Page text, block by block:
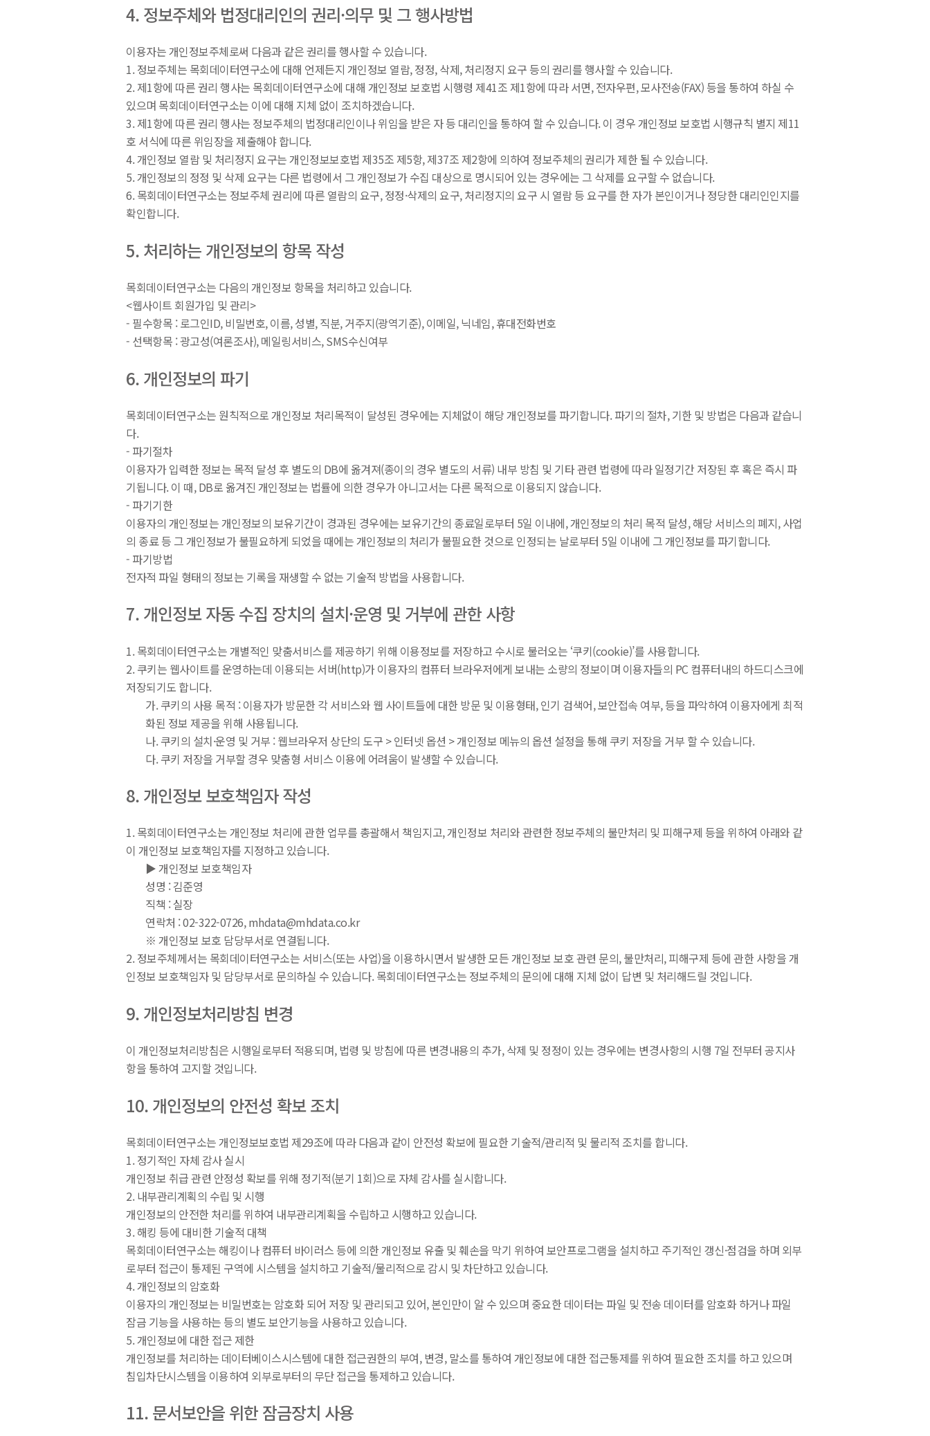
4. 정보주체와 법정대리인의 권리·의무 및 그 행사방법
이용자는 개인정보주체로써 다음과 같은 권리를 행사할 수 있습니다.
1. 정보주체는 목회데이터연구소에 대해 언제든지 개인정보 열람, 정정, 삭제, 처리정지 요구 등의 권리를 행사할 수 있습니다.
2. 제1항에 따른 권리 행사는 목회데이터연구소에 대해 개인정보 보호법 시행령 제41조 제1항에 따라 서면, 전자우편, 모사전송(FAX) 등을 통하여 하실 수
있으며 목회데이터연구소는 이에 대해 지체 없이 조치하겠습니다.
3. 제1항에 따른 권리 행사는 정보주체의 법정대리인이나 위임을 받은 자 등 대리인을 통하여 할 수 있습니다. 이 경우 개인정보 보호법 시행규칙 별지 제11
호 서식에 따른 위임장을 제출해야 합니다.
4. 개인정보 열람 및 처리정지 요구는 개인정보보호법 제35조 제5항, 제37조 제2항에 의하여 정보주체의 권리가 제한 될 수 있습니다.
5. 개인정보의 정정 및 삭제 요구는 다른 법령에서 그 개인정보가 수집 대상으로 명시되어 있는 경우에는 그 삭제를 요구할 수 없습니다.
6. 목회데이터연구소는 정보주체 권리에 따른 열람의 요구, 정정·삭제의 요구, 처리정지의 요구 시 열람 등 요구를 한 자가 본인이거나 정당한 대리인인지를
확인합니다.
5. 처리하는 개인정보의 항목 작성
목회데이터연구소는 다음의 개인정보 항목을 처리하고 있습니다.
<웹사이트 회원가입 및 관리>
- 필수항목 : 로그인ID, 비밀번호, 이름, 성별, 직분, 거주지(광역기준), 이메일, 닉네임, 휴대전화번호
- 선택항목 : 광고성(여론조사), 메일링서비스, SMS수신여부
6. 개인정보의 파기
목회데이터연구소는 원칙적으로 개인정보 처리목적이 달성된 경우에는 지체없이 해당 개인정보를 파기합니다. 파기의 절차, 기한 및 방법은 다음과 같습니
다.
- 파기절차
이용자가 입력한 정보는 목적 달성 후 별도의 DB에 옮겨져(종이의 경우 별도의 서류) 내부 방침 및 기타 관련 법령에 따라 일정기간 저장된 후 혹은 즉시 파
기됩니다. 이 때, DB로 옮겨진 개인정보는 법률에 의한 경우가 아니고서는 다른 목적으로 이용되지 않습니다.
- 파기기한
이용자의 개인정보는 개인정보의 보유기간이 경과된 경우에는 보유기간의 종료일로부터 5일 이내에, 개인정보의 처리 목적 달성, 해당 서비스의 폐지, 사업
의 종료 등 그 개인정보가 불필요하게 되었을 때에는 개인정보의 처리가 불필요한 것으로 인정되는 날로부터 5일 이내에 그 개인정보를 파기합니다.
- 파기방법
전자적 파일 형태의 정보는 기록을 재생할 수 없는 기술적 방법을 사용합니다.
7. 개인정보 자동 수집 장치의 설치·운영 및 거부에 관한 사항
1. 목회데이터연구소는 개별적인 맞춤서비스를 제공하기 위해 이용정보를 저장하고 수시로 불러오는 ‘쿠키(cookie)’를 사용합니다.
2. 쿠키는 웹사이트를 운영하는데 이용되는 서버(http)가 이용자의 컴퓨터 브라우저에게 보내는 소량의 정보이며 이용자들의 PC 컴퓨터내의 하드디스크에
저장되기도 합니다.
가. 쿠키의 사용 목적 : 이용자가 방문한 각 서비스와 웹 사이트들에 대한 방문 및 이용형태, 인기 검색어, 보안접속 여부, 등을 파악하여 이용자에게 최적
화된 정보 제공을 위해 사용됩니다.
나. 쿠키의 설치·운영 및 거부 : 웹브라우저 상단의 도구 > 인터넷 옵션 > 개인정보 메뉴의 옵션 설정을 통해 쿠키 저장을 거부 할 수 있습니다.
다. 쿠키 저장을 거부할 경우 맞춤형 서비스 이용에 어려움이 발생할 수 있습니다.
8. 개인정보 보호책임자 작성
1. 목회데이터연구소는 개인정보 처리에 관한 업무를 총괄해서 책임지고, 개인정보 처리와 관련한 정보주체의 불만처리 및 피해구제 등을 위하여 아래와 같
이 개인정보 보호책임자를 지정하고 있습니다.
▶ 개인정보 보호책임자
성명 : 김준영
직책 : 실장
연락처 : 02-322-0726, mhdata@mhdata.co.kr
※ 개인정보 보호 담당부서로 연결됩니다.
2. 정보주체께서는 목회데이터연구소는 서비스(또는 사업)을 이용하시면서 발생한 모든 개인정보 보호 관련 문의, 불만처리, 피해구제 등에 관한 사항을 개
인정보 보호책임자 및 담당부서로 문의하실 수 있습니다. 목회데이터연구소는 정보주체의 문의에 대해 지체 없이 답변 및 처리해드릴 것입니다.
9. 개인정보처리방침 변경
이 개인정보처리방침은 시행일로부터 적용되며, 법령 및 방침에 따른 변경내용의 추가, 삭제 및 정정이 있는 경우에는 변경사항의 시행 7일 전부터 공지사
항을 통하여 고지할 것입니다.
10. 개인정보의 안전성 확보 조치
목회데이터연구소는 개인정보보호법 제29조에 따라 다음과 같이 안전성 확보에 필요한 기술적/관리적 및 물리적 조치를 합니다.
1. 정기적인 자체 감사 실시
개인정보 취급 관련 안정성 확보를 위해 정기적(분기 1회)으로 자체 감사를 실시합니다.
2. 내부관리계획의 수립 및 시행
개인정보의 안전한 처리를 위하여 내부관리계획을 수립하고 시행하고 있습니다.
3. 해킹 등에 대비한 기술적 대책
목회데이터연구소는 해킹이나 컴퓨터 바이러스 등에 의한 개인정보 유출 및 훼손을 막기 위하여 보안프로그램을 설치하고 주기적인 갱신·점검을 하며 외부
로부터 접근이 통제된 구역에 시스템을 설치하고 기술적/물리적으로 감시 및 차단하고 있습니다.
4. 개인정보의 암호화
이용자의 개인정보는 비밀번호는 암호화 되어 저장 및 관리되고 있어, 본인만이 알 수 있으며 중요한 데이터는 파일 및 전송 데이터를 암호화 하거나 파일
잠금 기능을 사용하는 등의 별도 보안기능을 사용하고 있습니다.
5. 개인정보에 대한 접근 제한
개인정보를 처리하는 데이터베이스시스템에 대한 접근권한의 부여, 변경, 말소를 통하여 개인정보에 대한 접근통제를 위하여 필요한 조치를 하고 있으며
침입차단시스템을 이용하여 외부로부터의 무단 접근을 통제하고 있습니다.
11. 문서보안을 위한 잠금장치 사용